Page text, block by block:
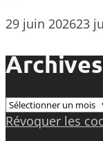
29 juin 202623
Archives
Archives
Révoquer les